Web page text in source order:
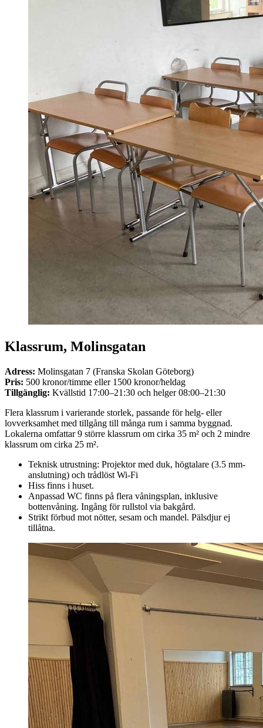
Klassrum, Molinsgatan
Adress: Molinsgatan 7 (Franska Skolan Göteborg)
Pris: 500 kronor/timme eller 1500 kronor/heldag
Tillgänglig: Kvällstid 17:00–21:30 och helger 08:00–21:30
Flera klassrum i varierande storlek, passande för helg- eller
lovverksamhet med tillgång till många rum i samma byggnad.
Lokalerna omfattar 9 större klassrum om cirka 35 m² och 2 mindre
klassrum om cirka 25 m².
Teknisk utrustning: Projektor med duk, högtalare (3.5 mm-
anslutning) och trådlöst Wi-Fi
Hiss finns i huset.
Anpassad WC finns på flera våningsplan, inklusive
bottenvåning. Ingång för rullstol via bakgård.
Strikt förbud mot nötter, sesam och mandel. Pälsdjur ej
tillåtna.